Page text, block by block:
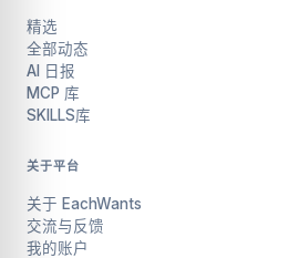
精选
全部动态
AI 日报
MCP 库
SKILLS库
关于平台
关于 EachWants
交流与反馈
我的账户